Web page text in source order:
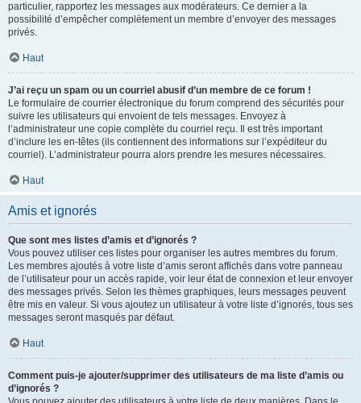
particulier, rapportez les messages aux modérateurs. Ce dernier a la
possibilité d’empêcher complètement un membre d’envoyer des messages
privés.
Haut
J’ai reçu un spam ou un courriel abusif d’un membre de ce forum !
Le formulaire de courrier électronique du forum comprend des sécurités pour
suivre les utilisateurs qui envoient de tels messages. Envoyez à
l’administrateur une copie complète du courriel reçu. Il est très important
d’inclure les en-têtes (ils contiennent des informations sur l’expéditeur du
courriel). L’administrateur pourra alors prendre les mesures nécessaires.
Haut
Amis et ignorés
Que sont mes listes d’amis et d’ignorés ?
Vous pouvez utiliser ces listes pour organiser les autres membres du forum.
Les membres ajoutés à votre liste d’amis seront affichés dans votre panneau
de l’utilisateur pour un accès rapide, voir leur état de connexion et leur envoyer
des messages privés. Selon les thèmes graphiques, leurs messages peuvent
être mis en valeur. Si vous ajoutez un utilisateur à votre liste d’ignorés, tous ses
messages seront masqués par défaut.
Haut
Comment puis-je ajouter/supprimer des utilisateurs de ma liste d’amis ou
d’ignorés ?